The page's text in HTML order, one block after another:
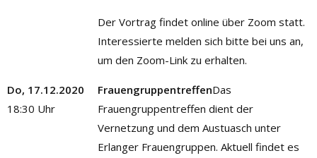
Der Vortrag findet online über Zoom statt.
Interessierte melden sich bitte bei uns an,
um den Zoom-Link zu erhalten.
Do, 17.12.2020
18:30 Uhr
FrauengruppentreffenDas
Frauengruppentreffen dient der
Vernetzung und dem Austuasch unter
Erlanger Frauengruppen. Aktuell findet es